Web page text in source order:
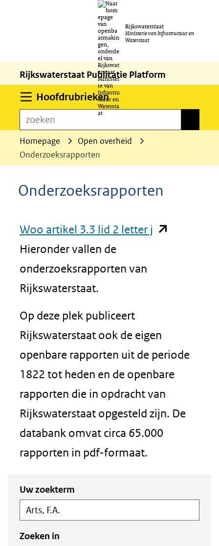
naar
de
inhoud
Rijkswaterstaat
Ministerie van Infrastructuur en
Waterstaat
Rijkswaterstaat Publicatie Platform
HoofdrubriekenUitklappen
zoeken
Homepage
Open overheid
Onderzoeksrapporten
Onderzoeksrapporten
Woo artikel 3.3 lid 2 letter j (opent
Hieronder vallen de
onderzoeksrapporten van
Rijkswaterstaat.
Op deze plek publiceert
Rijkswaterstaat ook de eigen
openbare rapporten uit de periode
1822 tot heden en de openbare
rapporten die in opdracht van
Rijkswaterstaat opgesteld zijn. De
databank omvat circa 65.000
rapporten in pdf-formaat.
Zoeken
in
de
index
Zoeken
binnen
de
index
Uw zoekterm
Zoeken in